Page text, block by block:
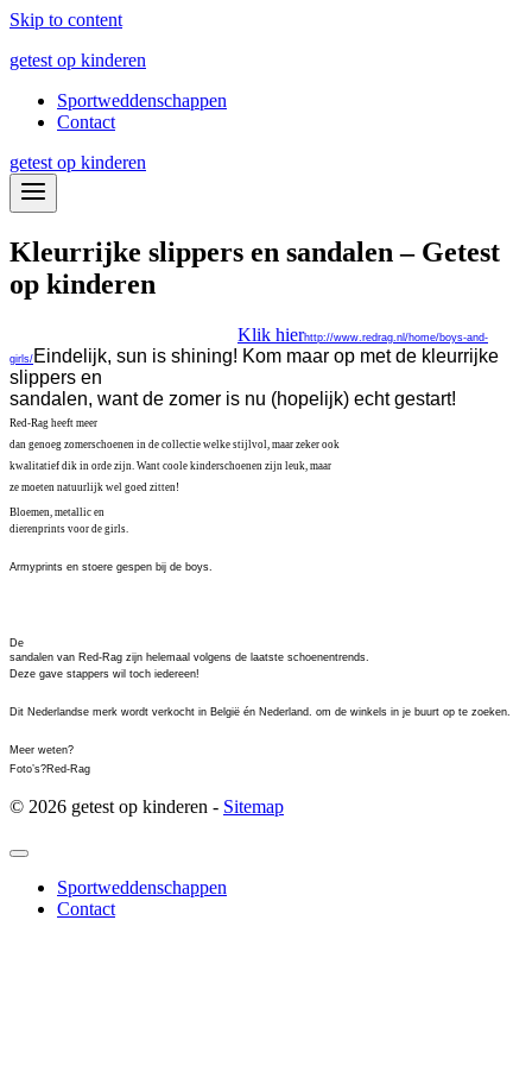
Skip to content
getest op kinderen
Sportweddenschappen
Contact
getest op kinderen
Kleurrijke slippers en sandalen – Getest
op kinderen
Klik hierhttp://www.redrag.nl/home/boys-and-
girls/ Eindelijk, sun is shining! Kom maar op met de kleurrijke
slippers en
sandalen, want de zomer is nu (hopelijk) echt gestart!
Red-Rag heeft meer
dan genoeg zomerschoenen in de collectie welke stijlvol, maar zeker ook
kwalitatief dik in orde zijn. Want coole kinderschoenen zijn leuk, maar
ze moeten natuurlijk wel goed zitten!
Bloemen, metallic en
dierenprints voor de girls.
Armyprints en stoere gespen bij de boys.
De
sandalen van Red-Rag zijn helemaal volgens de laatste schoenentrends.
Deze gave stappers wil toch iedereen!
Dit Nederlandse merk wordt verkocht in België én Nederland. om de winkels in je buurt op te zoeken.
Meer weten?
Foto’s?Red-Rag
© 2026 getest op kinderen - Sitemap
Sportweddenschappen
Contact